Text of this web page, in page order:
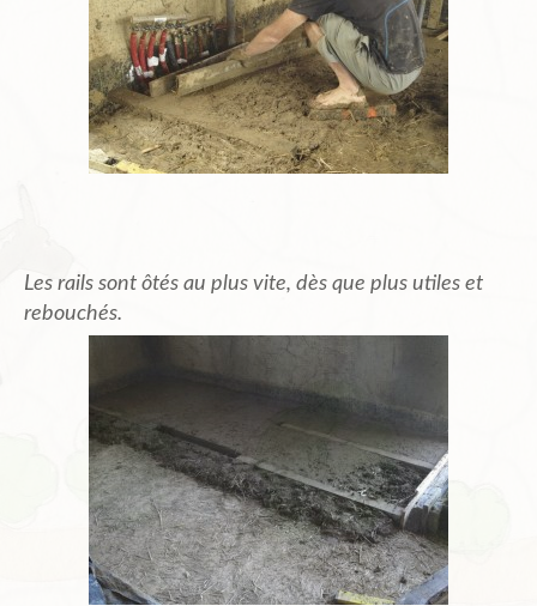
Les rails sont ôtés au plus vite, dès que plus utiles et
rebouchés.